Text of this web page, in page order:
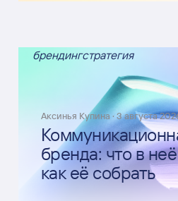
брендингстратегия
Аксинья Купина · 3 августа
бренда: что в
как её собрать